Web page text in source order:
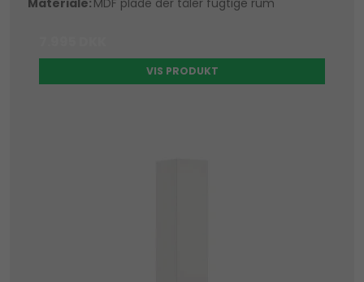
Materiale: MDF plade der tåler fugtige rum
VIS PRODUKT